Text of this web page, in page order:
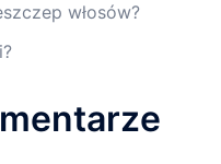
włosów?